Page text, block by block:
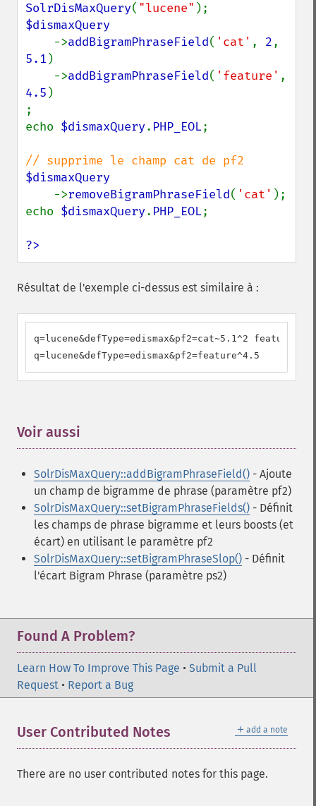
SolrDisMaxQuery( "lucene"
$dismaxQuery
->addBigramPhraseField( 'cat' , 2
5.1 )
    ->
addBigramPhraseField( 'feature'
4.5 )
;
echo $dismaxQuery. PHP_EOL;
$dismaxQuery
->removeBigramPhraseField( 'cat' );
echo $dismaxQuery. PHP_EOL;
?>
Résultat de l'exemple ci-dessus est similaire à :
q=lucene&defType=edismax&pf2=cat~5.1^2 feature^4.5
q=lucene&defType=edismax&pf2=feature^4.5
Voir aussi
SolrDisMaxQuery::addBigramPhraseField() - Ajoute
un champ de bigramme de phrase (paramètre pf2)
SolrDisMaxQuery::setBigramPhraseFields() - Définit
les champs de phrase bigramme et leurs boosts (et
écart) en utilisant le paramètre pf2
SolrDisMaxQuery::setBigramPhraseSlop() - Définit
l'écart Bigram Phrase (paramètre ps2)
Found A Problem?
Learn How To Improve This Page • Submit a Pull
Request • Report a Bug
＋ add a note
User Contributed Notes
There are no user contributed notes for this page.